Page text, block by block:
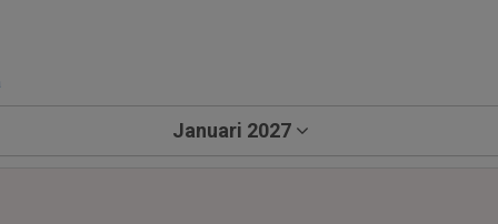
Januari 2027